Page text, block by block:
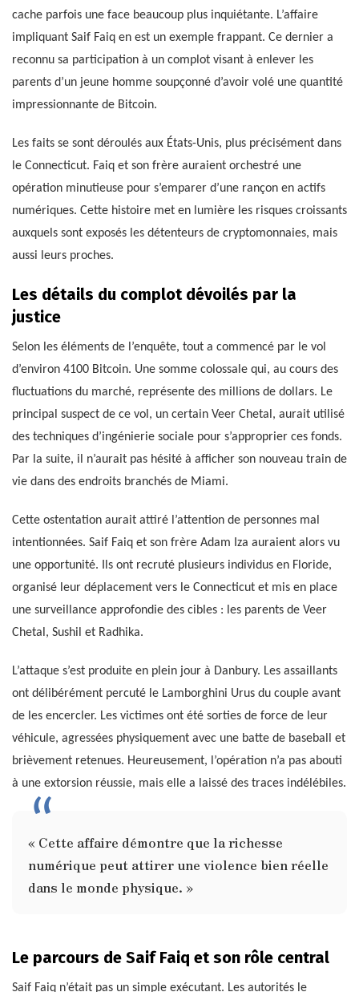
cache parfois une face beaucoup plus inquiétante. L’affaire
impliquant Saif Faiq en est un exemple frappant. Ce dernier a
reconnu sa participation à un complot visant à enlever les
parents d’un jeune homme soupçonné d’avoir volé une quantité
impressionnante de Bitcoin.
Les faits se sont déroulés aux États-Unis, plus précisément dans
le Connecticut. Faiq et son frère auraient orchestré une
opération minutieuse pour s’emparer d’une rançon en actifs
numériques. Cette histoire met en lumière les risques croissants
auxquels sont exposés les détenteurs de cryptomonnaies, mais
aussi leurs proches.
Les détails du complot dévoilés par la
justice
Selon les éléments de l’enquête, tout a commencé par le vol
d’environ 4100 Bitcoin. Une somme colossale qui, au cours des
fluctuations du marché, représente des millions de dollars. Le
principal suspect de ce vol, un certain Veer Chetal, aurait utilisé
des techniques d’ingénierie sociale pour s’approprier ces fonds.
Par la suite, il n’aurait pas hésité à afficher son nouveau train de
vie dans des endroits branchés de Miami.
Cette ostentation aurait attiré l’attention de personnes mal
intentionnées. Saif Faiq et son frère Adam Iza auraient alors vu
une opportunité. Ils ont recruté plusieurs individus en Floride,
organisé leur déplacement vers le Connecticut et mis en place
une surveillance approfondie des cibles : les parents de Veer
Chetal, Sushil et Radhika.
L’attaque s’est produite en plein jour à Danbury. Les assaillants
ont délibérément percuté le Lamborghini Urus du couple avant
de les encercler. Les victimes ont été sorties de force de leur
véhicule, agressées physiquement avec une batte de baseball et
brièvement retenues. Heureusement, l’opération n’a pas abouti
à une extorsion réussie, mais elle a laissé des traces indélébiles.
« Cette affaire démontre que la richesse
numérique peut attirer une violence bien réelle
dans le monde physique. »
Le parcours de Saif Faiq et son rôle central
Saif Faiq n’était pas un simple exécutant. Les autorités le